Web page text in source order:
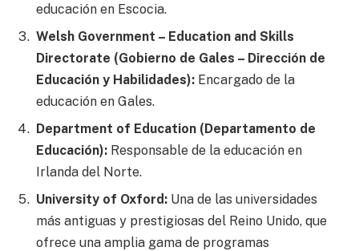
educación en Escocia.
Welsh Government – Education and Skills
Directorate (Gobierno de Gales – Dirección de
Educación y Habilidades): Encargado de la
educación en Gales.
Department of Education (Departamento de
Educación): Responsable de la educación en
Irlanda del Norte.
University of Oxford: Una de las universidades
más antiguas y prestigiosas del Reino Unido, que
ofrece una amplia gama de programas